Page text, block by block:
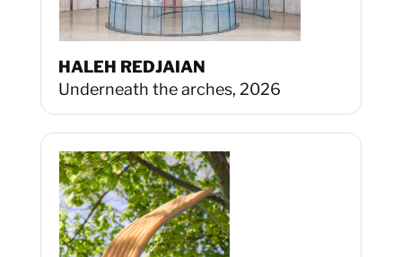
HALEH REDJAIAN
Underneath the arches, 2026